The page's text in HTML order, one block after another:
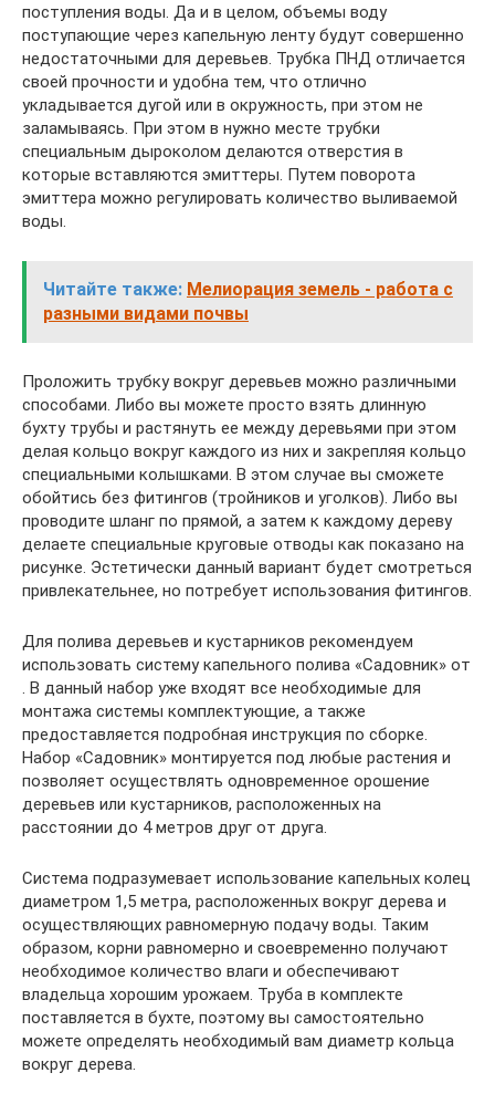
поступления воды. Да и в целом, объемы воду
поступающие через капельную ленту будут совершенно
недостаточными для деревьев. Трубка ПНД отличается
своей прочности и удобна тем, что отлично
укладывается дугой или в окружность, при этом не
заламываясь. При этом в нужно месте трубки
специальным дыроколом делаются отверстия в
которые вставляются эмиттеры. Путем поворота
эмиттера можно регулировать количество выливаемой
воды.
Читайте также: Мелиорация земель - работа с
разными видами почвы
Проложить трубку вокруг деревьев можно различными
способами. Либо вы можете просто взять длинную
бухту трубы и растянуть ее между деревьями при этом
делая кольцо вокруг каждого из них и закрепляя кольцо
специальными колышками. В этом случае вы сможете
обойтись без фитингов (тройников и уголков). Либо вы
проводите шланг по прямой, а затем к каждому дереву
делаете специальные круговые отводы как показано на
рисунке. Эстетически данный вариант будет смотреться
привлекательнее, но потребует использования фитингов.
Для полива деревьев и кустарников рекомендуем
использовать систему капельного полива «Садовник» от
. В данный набор уже входят все необходимые для
монтажа системы комплектующие, а также
предоставляется подробная инструкция по сборке.
Набор «Садовник» монтируется под любые растения и
позволяет осуществлять одновременное орошение
деревьев или кустарников, расположенных на
расстоянии до 4 метров друг от друга.
Система подразумевает использование капельных колец
диаметром 1,5 метра, расположенных вокруг дерева и
осуществляющих равномерную подачу воды. Таким
образом, корни равномерно и своевременно получают
необходимое количество влаги и обеспечивают
владельца хорошим урожаем. Труба в комплекте
поставляется в бухте, поэтому вы самостоятельно
можете определять необходимый вам диаметр кольца
вокруг дерева.